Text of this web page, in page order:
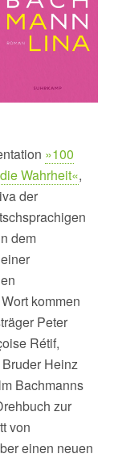
»100
Wahrheit«,
der
dem
kommen
Peter
Rétif,
Heinz
Bachmanns
zur
von
einen neuen